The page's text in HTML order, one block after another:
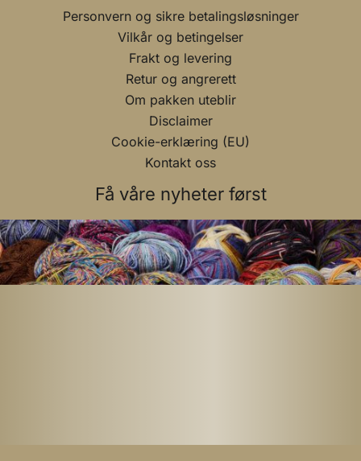
Personvern og sikre betalingsløsninger
Vilkår og betingelser
Frakt og levering
Retur og angrerett
Om pakken uteblir
Disclaimer
Cookie-erklæring (EU)
Kontakt oss
Få våre nyheter først